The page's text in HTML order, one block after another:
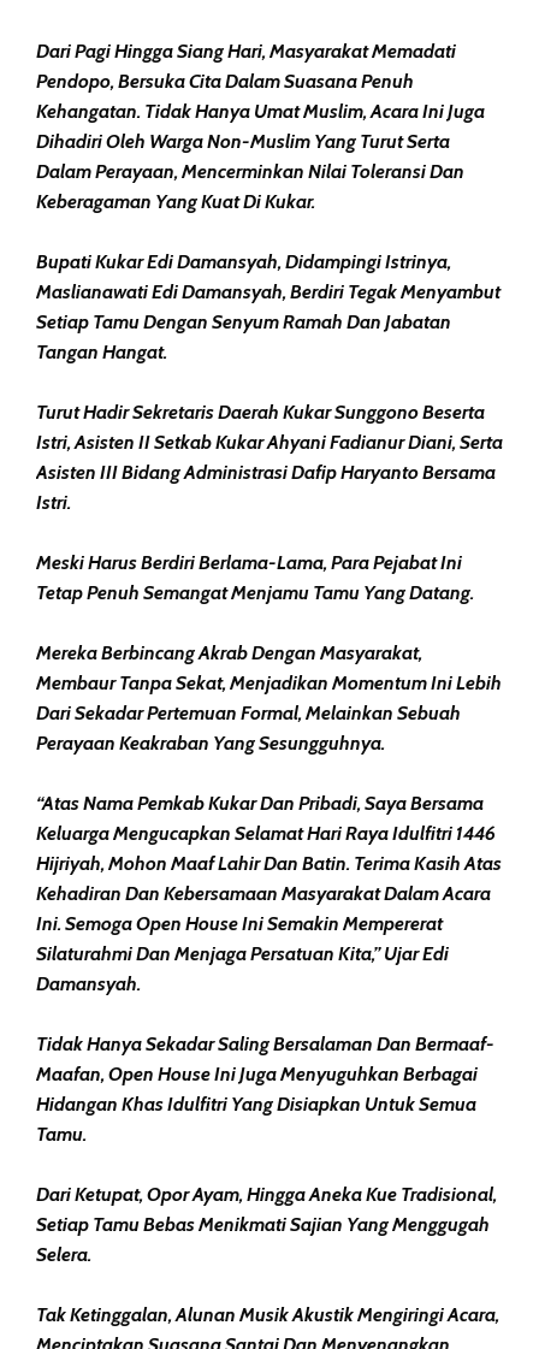
Dari Pagi Hingga Siang Hari, Masyarakat Memadati
Pendopo, Bersuka Cita Dalam Suasana Penuh
Kehangatan. Tidak Hanya Umat Muslim, Acara Ini Juga
Dihadiri Oleh Warga Non-Muslim Yang Turut Serta
Dalam Perayaan, Mencerminkan Nilai Toleransi Dan
Keberagaman Yang Kuat Di Kukar.
Bupati Kukar Edi Damansyah, Didampingi Istrinya,
Maslianawati Edi Damansyah, Berdiri Tegak Menyambut
Setiap Tamu Dengan Senyum Ramah Dan Jabatan
Tangan Hangat.
Turut Hadir Sekretaris Daerah Kukar Sunggono Beserta
Istri, Asisten II Setkab Kukar Ahyani Fadianur Diani, Serta
Asisten III Bidang Administrasi Dafip Haryanto Bersama
Istri.
Meski Harus Berdiri Berlama-Lama, Para Pejabat Ini
Tetap Penuh Semangat Menjamu Tamu Yang Datang.
Mereka Berbincang Akrab Dengan Masyarakat,
Membaur Tanpa Sekat, Menjadikan Momentum Ini Lebih
Dari Sekadar Pertemuan Formal, Melainkan Sebuah
Perayaan Keakraban Yang Sesungguhnya.
“Atas Nama Pemkab Kukar Dan Pribadi, Saya Bersama
Keluarga Mengucapkan Selamat Hari Raya Idulfitri 1446
Hijriyah, Mohon Maaf Lahir Dan Batin. Terima Kasih Atas
Kehadiran Dan Kebersamaan Masyarakat Dalam Acara
Ini. Semoga Open House Ini Semakin Mempererat
Silaturahmi Dan Menjaga Persatuan Kita,” Ujar Edi
Damansyah.
Tidak Hanya Sekadar Saling Bersalaman Dan Bermaaf-
Maafan, Open House Ini Juga Menyuguhkan Berbagai
Hidangan Khas Idulfitri Yang Disiapkan Untuk Semua
Tamu.
Dari Ketupat, Opor Ayam, Hingga Aneka Kue Tradisional,
Setiap Tamu Bebas Menikmati Sajian Yang Menggugah
Selera.
Tak Ketinggalan, Alunan Musik Akustik Mengiringi Acara,